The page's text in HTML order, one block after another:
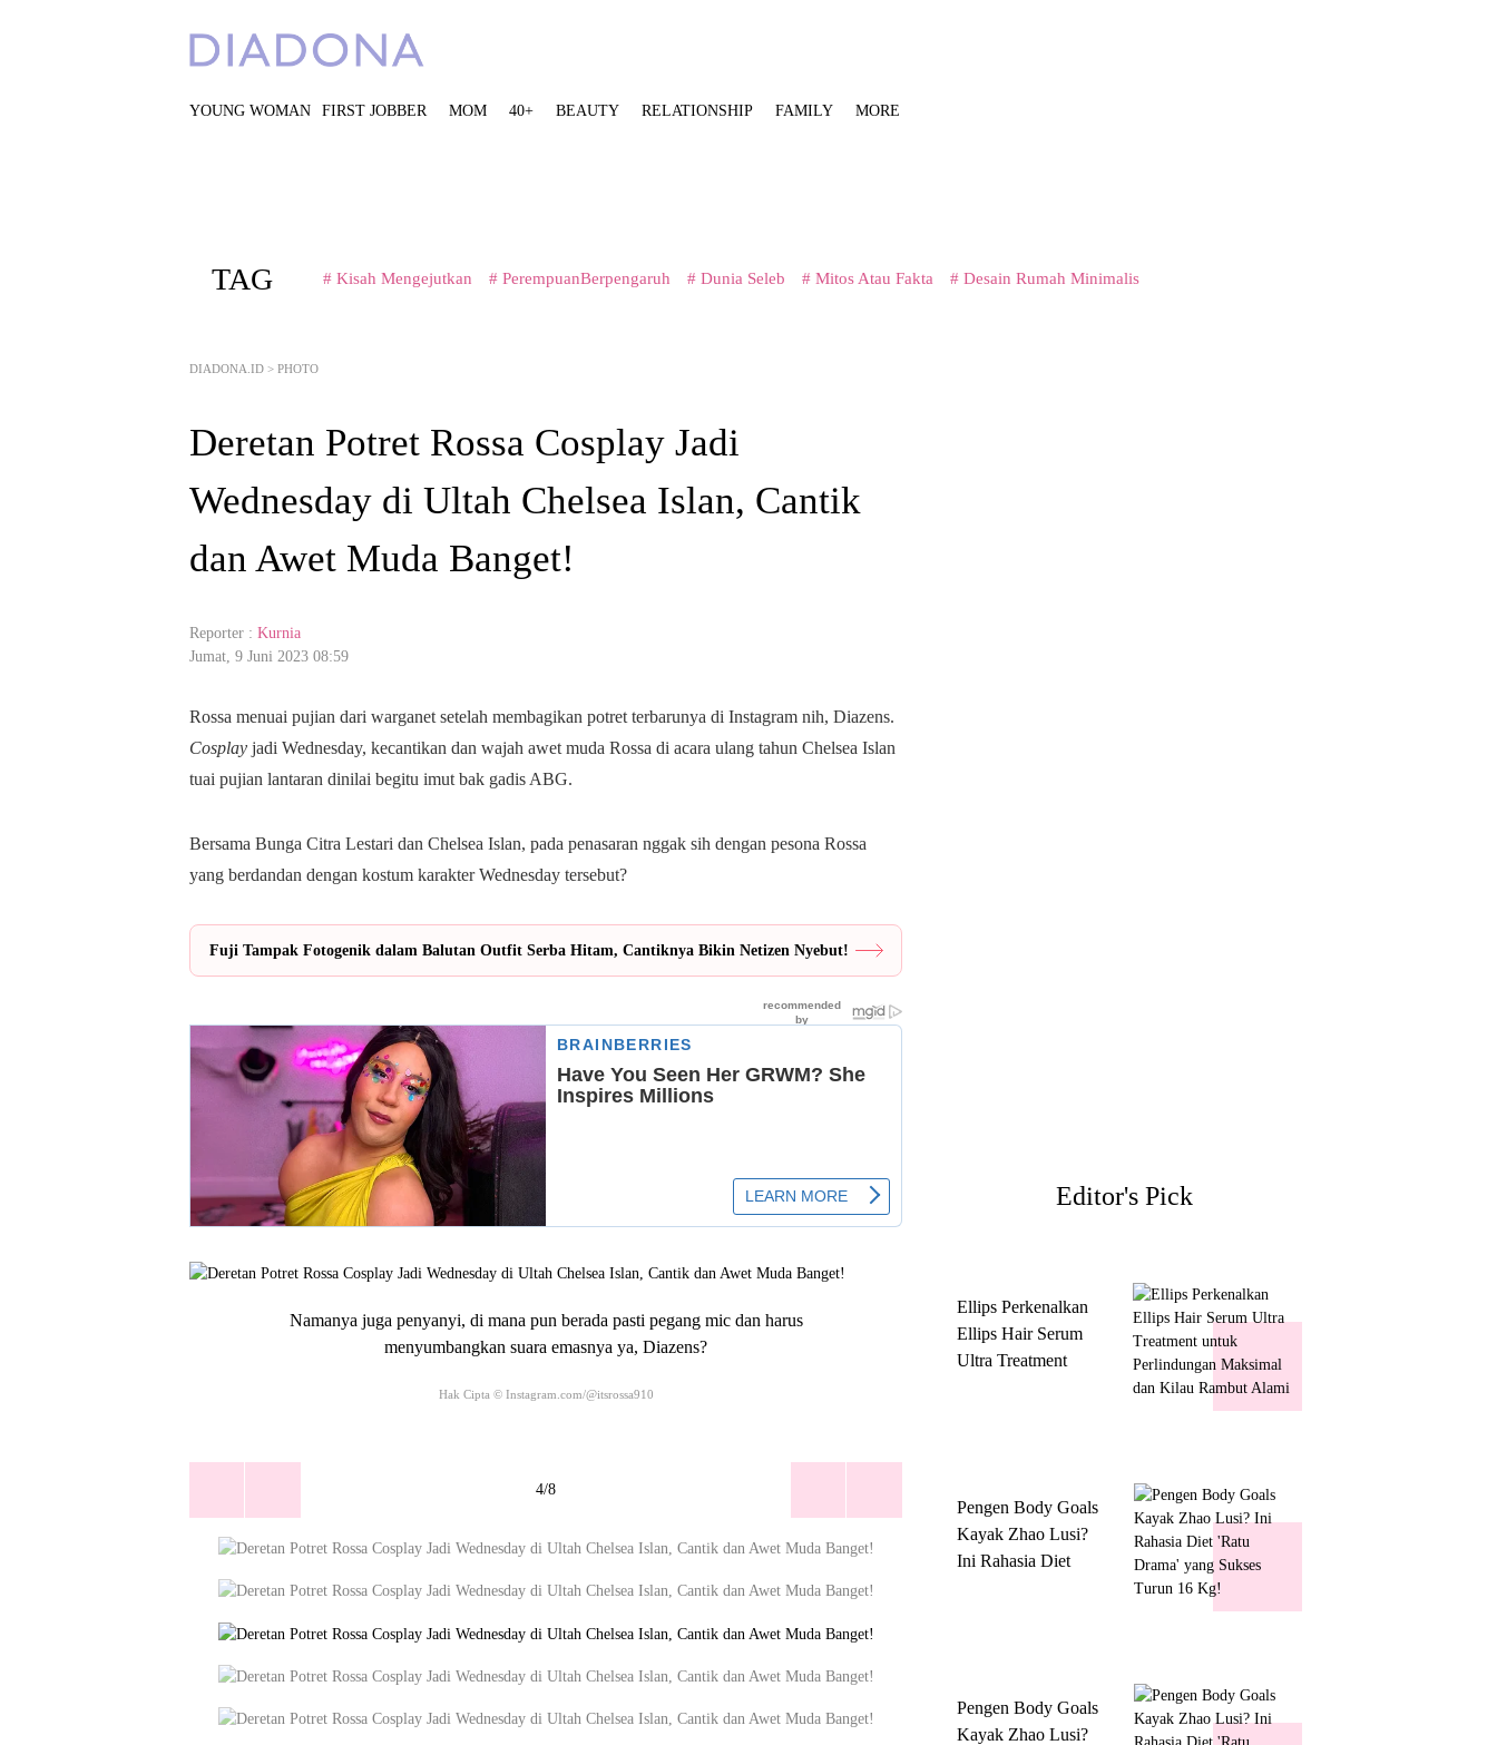
YOUNG WOMAN FIRST JOBBER MOM 40+ BEAUTY RELATIONSHIP FAMILY MORE
TAG # Kisah Mengejutkan # PerempuanBerpengaruh # Dunia Seleb # Mitos Atau Fakta # Desain Rumah Minimalis
DIADONA.ID > PHOTO
Deretan Potret Rossa Cosplay Jadi
Wednesday di Ultah Chelsea Islan, Cantik
dan Awet Muda Banget!
Reporter : Kurnia
Jumat, 9 Juni 2023 08:59
Rossa menuai pujian dari warganet setelah membagikan potret terbarunya di Instagram nih, Diazens.
Cosplay jadi Wednesday, kecantikan dan wajah awet muda Rossa di acara ulang tahun Chelsea Islan
tuai pujian lantaran dinilai begitu imut bak gadis ABG.
Bersama Bunga Citra Lestari dan Chelsea Islan, pada penasaran nggak sih dengan pesona Rossa
yang berdandan dengan kostum karakter Wednesday tersebut?
Fuji Tampak Fotogenik dalam Balutan Outfit Serba Hitam, Cantiknya Bikin Netizen Nyebut!
Namanya juga penyanyi, di mana pun berada pasti pegang mic dan harus
menyumbangkan suara emasnya ya, Diazens?
Hak Cipta © Instagram.com/@itsrossa910
4/8
Editor's Pick
Ellips Perkenalkan
Ellips Hair Serum
Ultra Treatment
Pengen Body Goals
Kayak Zhao Lusi?
Ini Rahasia Diet
Pengen Body Goals
Kayak Zhao Lusi?